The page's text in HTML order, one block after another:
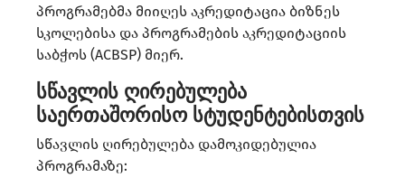
პროგრამებმა მიიღეს აკრედიტაცია ბიზნეს
სკოლებისა და პროგრამების აკრედიტაციის
საბჭოს (ACBSP) მიერ.
სწავლის ღირებულება
საერთაშორისო სტუდენტებისთვის
სწავლის ღირებულება დამოკიდებულია
პროგრამაზე:​